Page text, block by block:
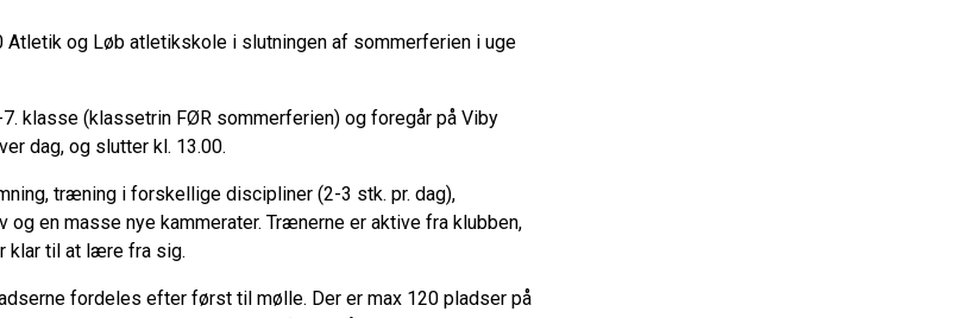
Atletik og Løb atletikskole i slutningen af sommerferien i uge
klasse (klassetrin FØR sommerferien) og foregår på Viby
dag, og slutter kl. 13.00.
træning i forskellige discipliner (2-3 stk. pr. dag),
en masse nye kammerater. Trænerne er aktive fra klubben,
klar til at lære fra sig.
fordeles efter først til mølle. Der er max 120 pladser på